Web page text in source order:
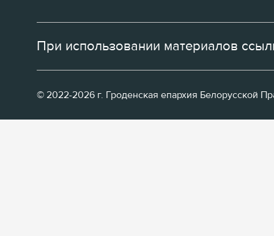
При использовании материалов
© 2022-2026 г. Гроденская епархия Белорусской